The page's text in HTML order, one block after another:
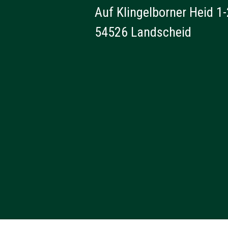
Auf Klingelborner Heid
54526 Landscheid